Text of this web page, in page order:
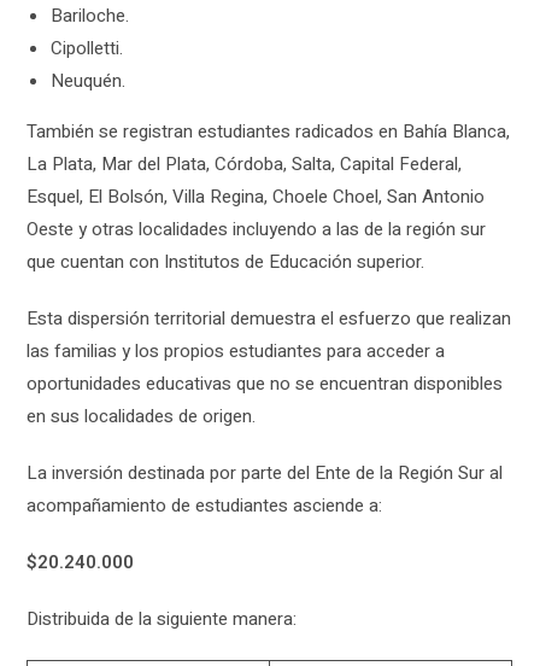
Bariloche.
Cipolletti.
Neuquén.
También se registran estudiantes radicados en Bahía Blanca,
La Plata, Mar del Plata, Córdoba, Salta, Capital Federal,
Esquel, El Bolsón, Villa Regina, Choele Choel, San Antonio
Oeste y otras localidades incluyendo a las de la región sur
que cuentan con Institutos de Educación superior.
Esta dispersión territorial demuestra el esfuerzo que realizan
las familias y los propios estudiantes para acceder a
oportunidades educativas que no se encuentran disponibles
en sus localidades de origen.
La inversión destinada por parte del Ente de la Región Sur al
acompañamiento de estudiantes asciende a:
$20.240.000
Distribuida de la siguiente manera: